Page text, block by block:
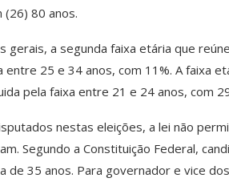
80 anos.
gerais, a segunda faixa etária que
entre 25 e 34 anos, com 11%. A faixa
pela faixa entre 21 e 24 anos, com
nestas eleições, a lei não
Segundo a Constituição Federal,
de 35 anos. Para governador e vice